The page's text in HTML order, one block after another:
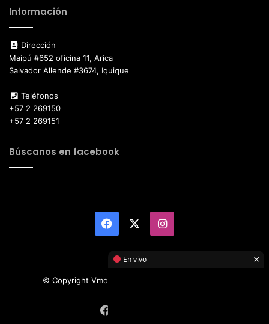
Información
Dirección
Maipú #652 oficina 11, Arica
Salvador Allende #3674, Iquique
Teléfonos
+57 2 269150
+57 2 269151
Búscanos en facebook
Facebook Instagram
© Copyright Vmotor TI 2026, All Rights Reserved
En vivo ×